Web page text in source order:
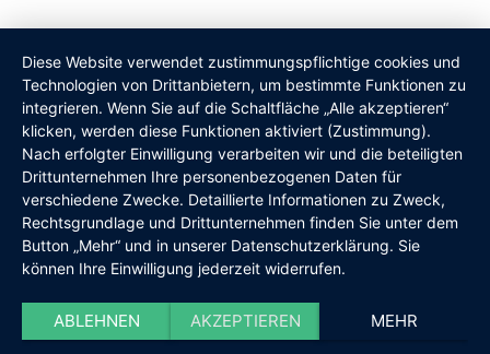
Diese Website verwendet zustimmungspflichtige cookies und
Technologien von Drittanbietern, um bestimmte Funktionen zu
integrieren. Wenn Sie auf die Schaltfläche „Alle akzeptieren“
klicken, werden diese Funktionen aktiviert (Zustimmung).
Nach erfolgter Einwilligung verarbeiten wir und die beteiligten
Drittunternehmen Ihre personenbezogenen Daten für
verschiedene Zwecke. Detaillierte Informationen zu Zweck,
Rechtsgrundlage und Drittunternehmen finden Sie unter dem
Button „Mehr“ und in unserer Datenschutzerklärung. Sie
können Ihre Einwilligung jederzeit widerrufen.
ABLEHNEN AKZEPTIEREN MEHR